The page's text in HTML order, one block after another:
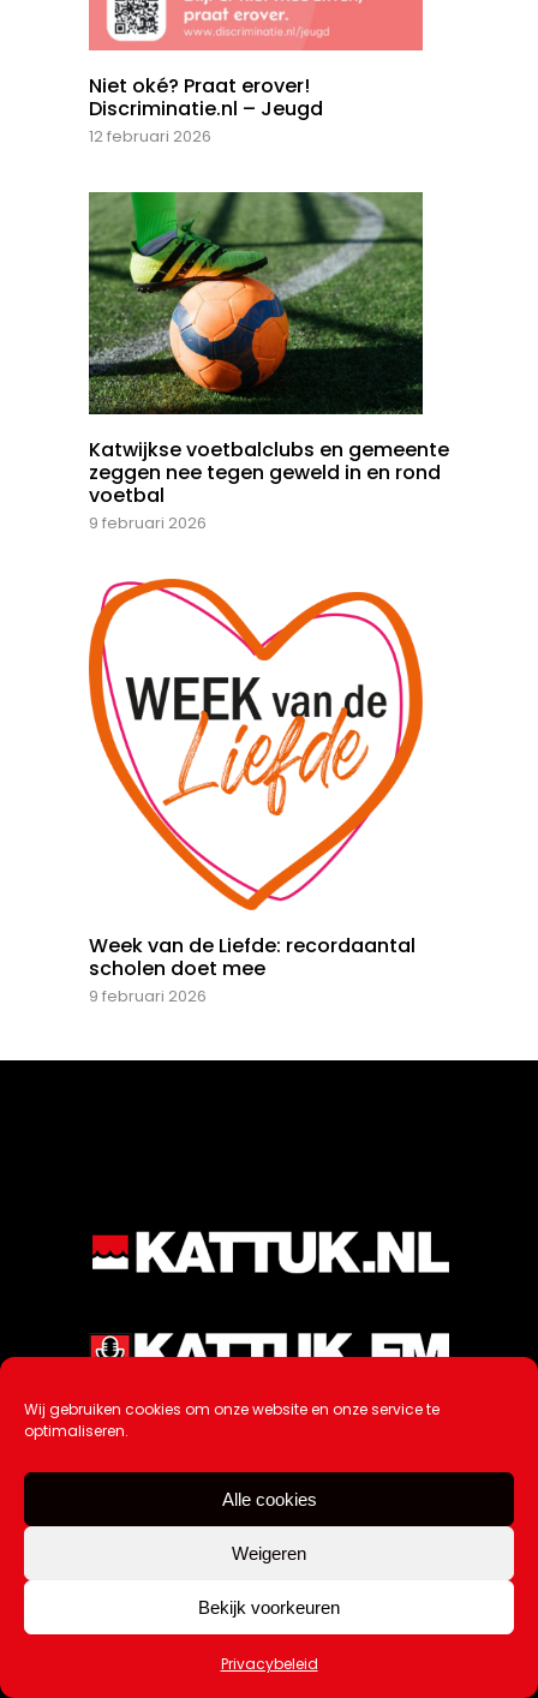
Wij gebruiken cookies om onze website en onze service te
optimaliseren.
Alle cookies
Weigeren
Bekijk voorkeuren
Privacybeleid
Niet oké? Praat erover!
Discriminatie.nl – Jeugd
12 februari 2026
Katwijkse voetbalclubs en gemeente
zeggen nee tegen geweld in en rond
voetbal
9 februari 2026
Week van de Liefde: recordaantal
scholen doet mee
9 februari 2026
Ontwikkeling / Hosting door